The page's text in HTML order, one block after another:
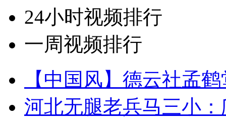
24小时视频排行
一周视频排行
【中国风】德云社孟
河北无腿老兵马三小